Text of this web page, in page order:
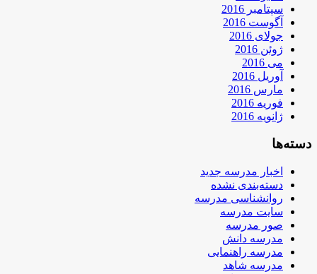
سپتامبر 2016
آگوست 2016
جولای 2016
ژوئن 2016
می 2016
آوریل 2016
مارس 2016
فوریه 2016
ژانویه 2016
دسته‌ها
اخبار مدرسه جدید
دسته‌بندی نشده
روانشناسی مدرسه
سایت مدرسه
صور مدرسه
مدرسه دانش
مدرسه راهنمایی
مدرسه شاهد